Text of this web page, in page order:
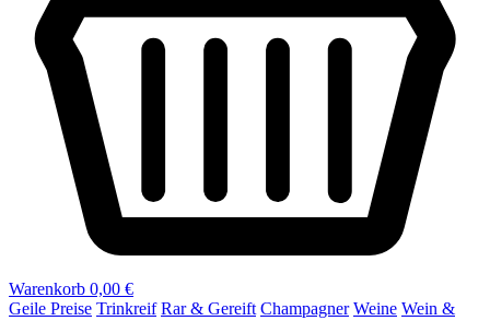
Warenkorb 0,00 €
Geile Preise Trinkreif Rar & Gereift Champagner Weine Wein &